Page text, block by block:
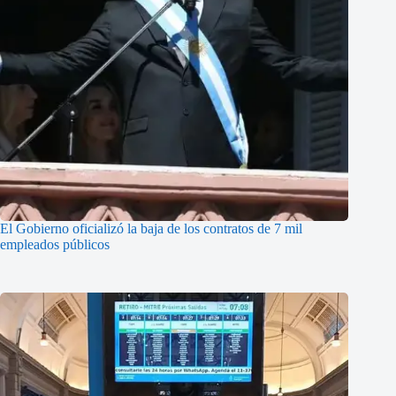
El Gobierno oficializó la baja de los contratos de 7 mil
empleados públicos